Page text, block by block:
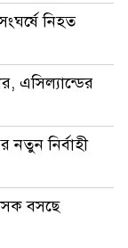
নিহত
এসিল্যান্ডের
নতুন নির্বাহী
বসছে